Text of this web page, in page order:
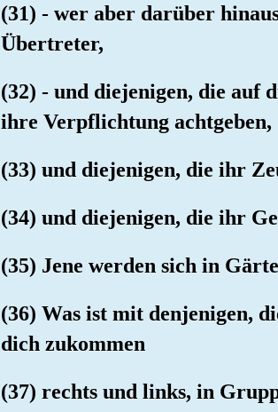
(31) - wer aber darüber
Übertreter,
(32) - und diejenigen, die auf
ihre Verpflichtung achtgeben,
(33) und diejenigen, die ihr
(34) und diejenigen, die ihr
(35) Jene werden sich in
(36) Was ist mit denjenigen,
dich zukommen
(37) rechts und links, in